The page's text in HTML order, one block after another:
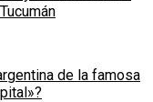
de la famosa